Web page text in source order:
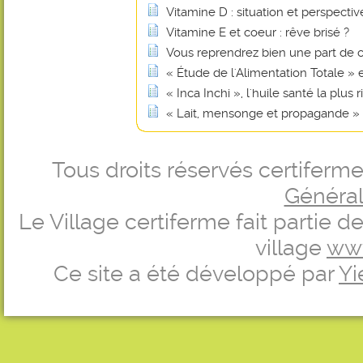
Vitamine D : situation et
Vitamine E et coeur : rêve brisé ?
Vous reprendrez bien une part de
« Étude de l'Alimentation Totale »
« Inca Inchi », l'huile santé la plus
« Lait, mensonge et propagande »
Tous droits réservés
Le Village certiferme fait partie
village
Ce site a été développé par